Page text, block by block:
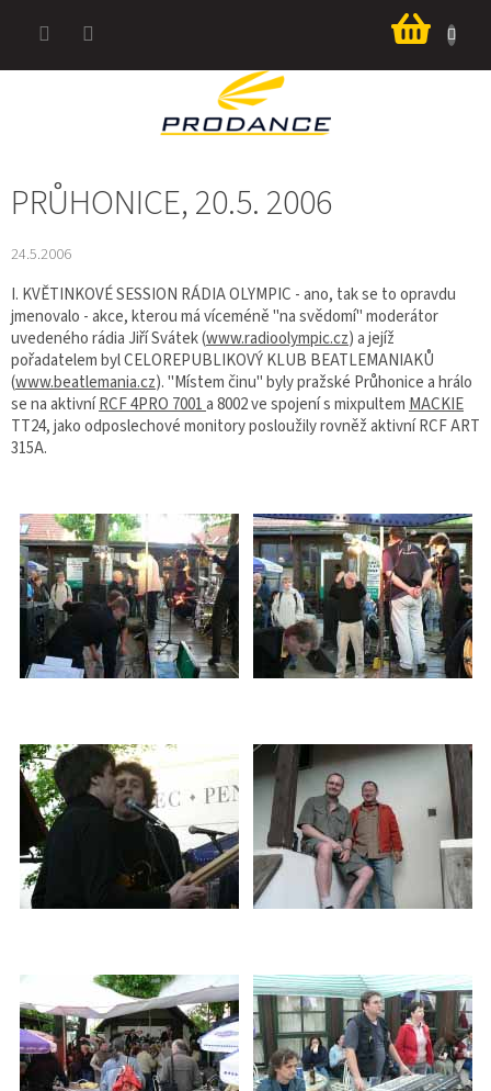
košík
PRŮHONICE, 20.5. 2006
24.5.2006
I. KVĚTINKOVÉ SESSION RÁDIA OLYMPIC - ano, tak se to opravdu
jmenovalo - akce, kterou má víceméně "na svědomí" moderátor
uvedeného rádia Jiří Svátek (www.radioolympic.cz) a jejíž
pořadatelem byl CELOREPUBLIKOVÝ KLUB BEATLEMANIAKŮ
(www.beatlemania.cz). "Místem činu" byly pražské Průhonice a hrálo
se na aktivníRCF 4PRO 7001a 8002 ve spojení s mixpultem MACKIE
TT24, jako odposlechové monitory posloužily rovněž aktivní RCF ART
315A.